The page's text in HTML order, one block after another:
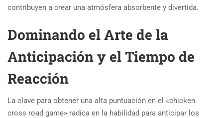
contribuyen a crear una atmósfera absorbente y divertida.
Dominando el Arte de la
Anticipación y el Tiempo de
Reacción
La clave para obtener una alta puntuación en el «chicken
cross road game» radica en la habilidad para anticipar los